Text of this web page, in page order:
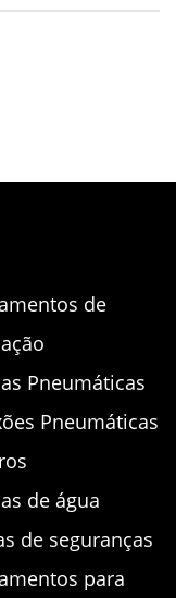
de
Pneumáticas
Pneumáticas
de água
de seguranças
para